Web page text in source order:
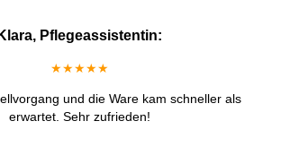
Klara, Pflegeassistentin:
★★★★★
und die Ware kam schneller als
erwartet. Sehr zufrieden!